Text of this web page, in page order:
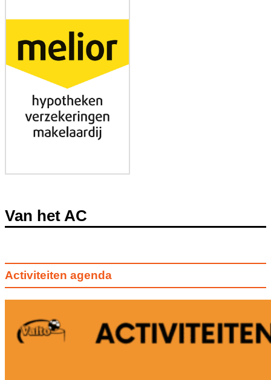
Van het AC
Activiteiten agenda